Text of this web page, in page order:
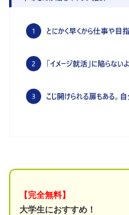
【完全無料】
大学生におすすめ！